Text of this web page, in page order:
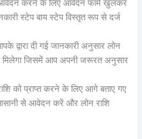
करने के लिए आवेदन फार्म खुलकर
स्टेप बाय स्टेप विस्तृत रूप से दर्ज
द्वारा दी गई जानकारी अनुसार लोन
जिसमें आप अपनी जरूरत अनुसार
को प्राप्त करने के लिए आगे बताए गए
से आवेदन करें और लोन राशि